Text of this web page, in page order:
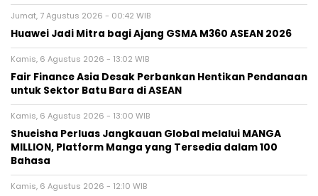
Jumat, 7 Agustus 2026 - 00:42 WIB
Huawei Jadi Mitra bagi Ajang GSMA M360 ASEAN 2026
Kamis, 6 Agustus 2026 - 13:02 WIB
Fair Finance Asia Desak Perbankan Hentikan Pendanaan
untuk Sektor Batu Bara di ASEAN
Kamis, 6 Agustus 2026 - 13:00 WIB
Shueisha Perluas Jangkauan Global melalui MANGA
MILLION, Platform Manga yang Tersedia dalam 100
Bahasa
Kamis, 6 Agustus 2026 - 12:10 WIB